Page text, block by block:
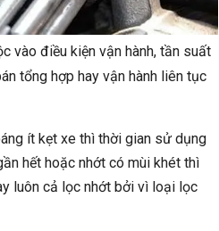
vào điều kiện vận hành, tần suất
tổng hợp hay vận hành liên tục
ít kẹt xe thì thời gian sử dụng
hết hoặc nhớt có mùi khét thì
luôn cả lọc nhớt bởi vì loại lọc